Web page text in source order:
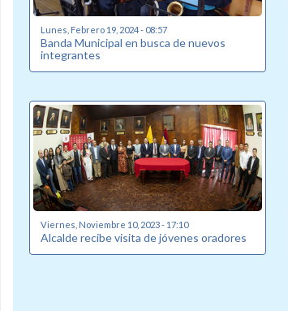
Lunes, Febrero 19, 2024 - 08:57
Banda Municipal en busca de nuevos
integrantes
Viernes, Noviembre 10, 2023 - 17:10
Alcalde recibe visita de jóvenes oradores